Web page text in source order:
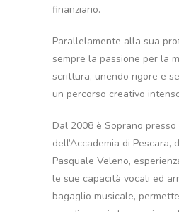
finanziario.
Parallelamente alla sua
sempre la passione per la
scrittura, unendo rigore e
un percorso creativo
Dal 2008 è Soprano presso
dell’Accademia di Pescara,
Pasquale Veleno,
le sue capacità vocali ed
bagaglio musicale,